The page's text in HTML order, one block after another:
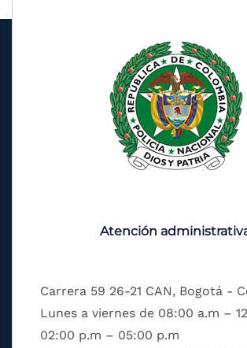
Atención
Carrera 59 26-21 CAN, Bogotá -
Lunes a viernes de 08:00 a.m –
02:00 p.m – 05:00 p.m